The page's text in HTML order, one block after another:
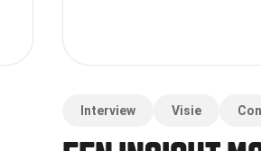
Interview Visie